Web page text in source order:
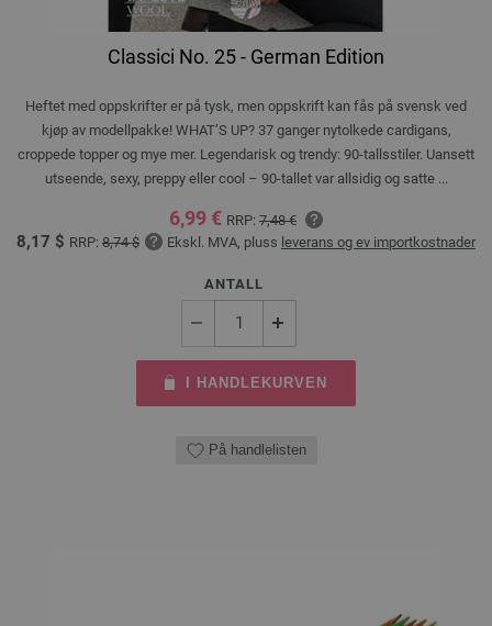
Classici No. 25 - German Edition
Heftet med oppskrifter er på tysk, men oppskrift kan fås på svensk ved
kjøp av modellpakke! WHAT’S UP? 37 ganger nytolkede cardigans,
croppede topper og mye mer. Legendarisk og trendy: 90-tallsstiler. Uansett
utseende, sexy, preppy eller cool – 90-tallet var allsidig og satte ...
6,99 € RRP: 7,48 €
8,17 $ RRP: 8,74 $ Ekskl. MVA, pluss leverans og ev importkostnader
ANTALL
I HANDLEKURVEN
På handlelisten